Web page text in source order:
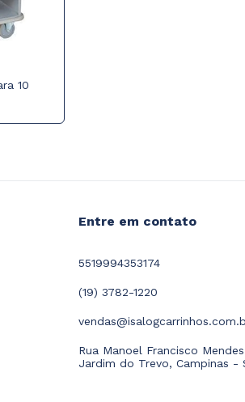
10
Entre em contato
5519994353174
(19) 3782-1220
Rua Manoel Francisco
Jardim do Trevo, Campinas -